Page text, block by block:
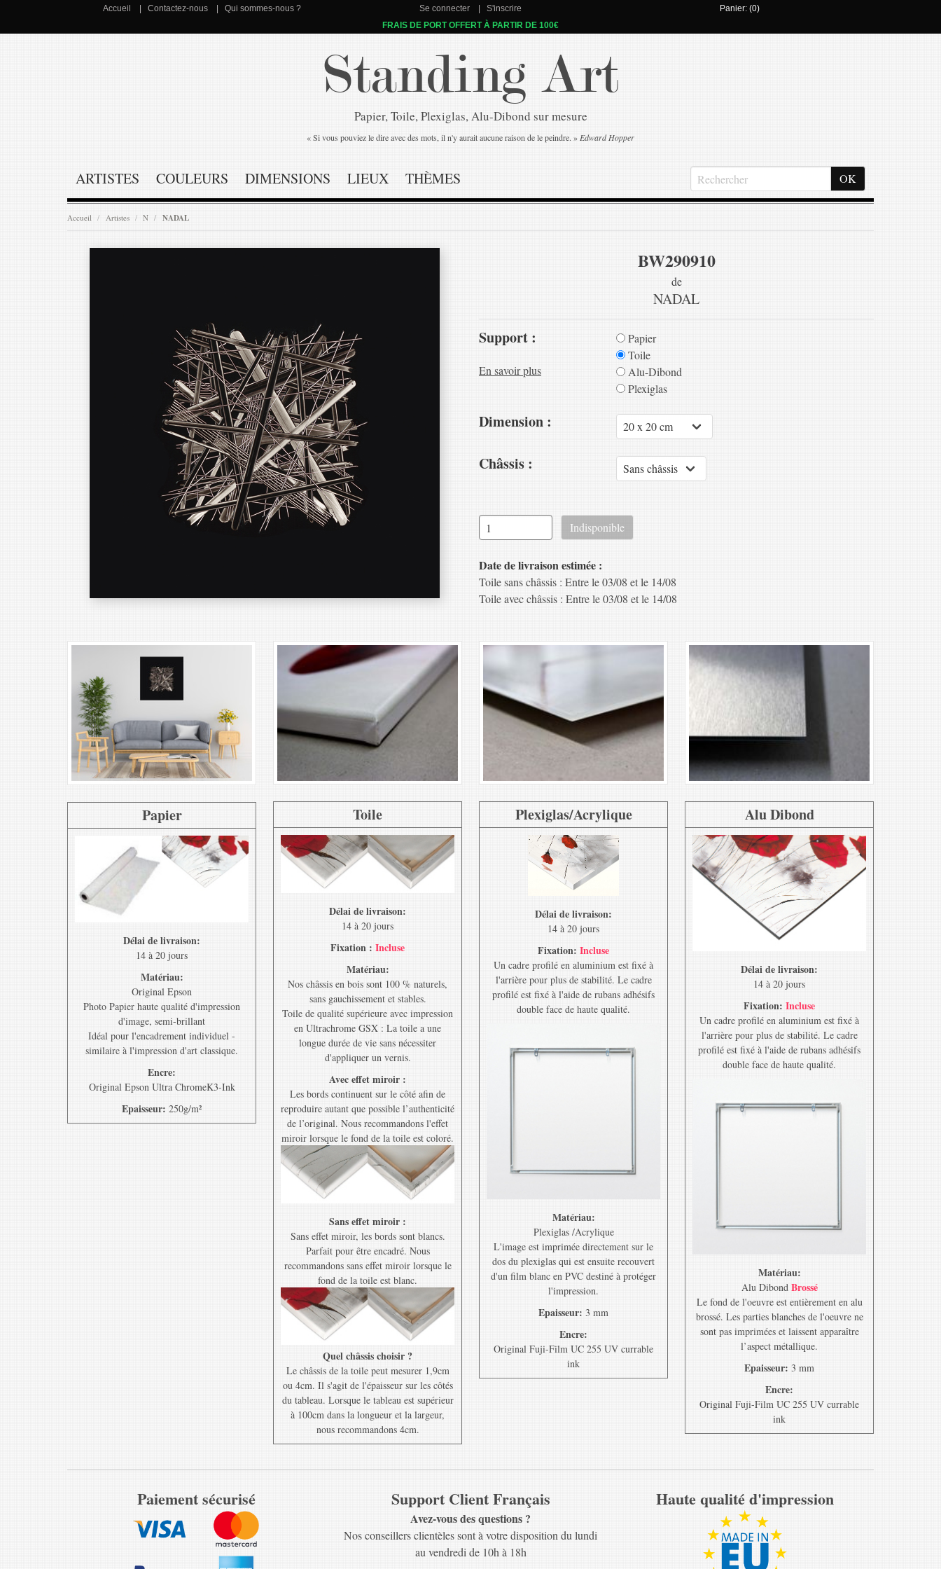
Accueil Contactez-nous Qui sommes-nous ? Se connecter S'inscrire
Panier: (0)
FRAIS DE PORT OFFERT À PARTIR DE 100€
Standing Art
Papier, Toile, Plexiglas, Alu-Dibond sur mesure
« Si vous pouviez le dire avec des mots, il n'y aurait aucune raison de le peindre. » Edward Hopper
ARTISTES COULEURS DIMENSIONS LIEUX THÈMES
Accueil Artistes N NADAL
BW290910
de
NADAL
Support :
En savoir plus
Papier
Toile
Alu-Dibond
Plexiglas
Dimension :
Châssis :
Date de livraison estimée :
Toile sans châssis : Entre le 03/08 et le 14/08
Toile avec châssis : Entre le 03/08 et le 14/08
Papier
Délai de livraison:
14 à 20 jours
Matériau:
Original Epson
Photo Papier haute qualité d'impression
d'image, semi-brillant
Idéal pour l'encadrement individuel -
similaire à l'impression d'art classique.
Encre:
Original Epson Ultra ChromeK3-Ink
Epaisseur: 250g/m²
Toile
Délai de livraison:
14 à 20 jours
Fixation : Incluse
Matériau:
Nos châssis en bois sont 100 % naturels,
sans gauchissement et stables.
Toile de qualité supérieure avec impression
en Ultrachrome GSX : La toile a une
longue durée de vie sans nécessiter
d'appliquer un vernis.
Avec effet miroir :
Les bords continuent sur le côté afin de
reproduire autant que possible l’authenticité
de l’original. Nous recommandons l'effet
miroir lorsque le fond de la toile est coloré.
Sans effet miroir :
Sans effet miroir, les bords sont blancs.
Parfait pour être encadré. Nous
recommandons sans effet miroir lorsque le
fond de la toile est blanc.
Quel châssis choisir ?
Le châssis de la toile peut mesurer 1,9cm
ou 4cm. Il s'agit de l'épaisseur sur les côtés
du tableau. Lorsque le tableau est supérieur
à 100cm dans la longueur et la largeur,
nous recommandons 4cm.
Plexiglas/Acrylique
Délai de livraison:
14 à 20 jours
Fixation: Incluse
Un cadre profilé en aluminium est fixé à
l'arrière pour plus de stabilité. Le cadre
profilé est fixé à l'aide de rubans adhésifs
double face de haute qualité.
Matériau:
Plexiglas /Acrylique
L'image est imprimée directement sur le
dos du plexiglas qui est ensuite recouvert
d'un film blanc en PVC destiné à protéger
l'impression.
Epaisseur: 3 mm
Encre:
Original Fuji-Film UC 255 UV currable
ink
Alu Dibond
Délai de livraison:
14 à 20 jours
Fixation: Incluse
Un cadre profilé en aluminium est fixé à
l'arrière pour plus de stabilité. Le cadre
profilé est fixé à l'aide de rubans adhésifs
double face de haute qualité.
Matériau:
Alu Dibond Brossé
Le fond de l'oeuvre est entièrement en alu
brossé. Les parties blanches de l'oeuvre ne
sont pas imprimées et laissent apparaître
l’aspect métallique.
Epaisseur: 3 mm
Encre:
Original Fuji-Film UC 255 UV currable
ink
Paiement sécurisé Support Client Français
Avez-vous des questions ?
Nos conseillers clientèles sont à votre disposition du lundi
au vendredi de 10h à 18h
Haute qualité d'impression